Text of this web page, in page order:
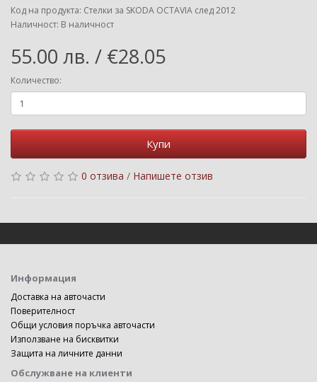
Код на продукта: Стелки за SKODA OCTAVIA след 2012
Наличност: В наличност
55.00 лв. / €28.05
Количество:
Купи
0 отзива / Напишете отзив
Информация
Доставка на авточасти
Поверителност
Общи условия поръчка авточасти
Използване на бисквитки
Защита на личните данни
Обслужване на клиенти